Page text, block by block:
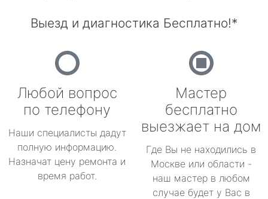
Выезд и диагностика Бесплатно!*
Любой вопрос
по телефону
Наши специалисты дадут
полную информацию.
Назначат цену ремонта и
время работ.
Мастер
бесплатно
выезжает на дом
Где Вы не находились в
Москве или области -
наш мастер в любом
случае будет у Вас в